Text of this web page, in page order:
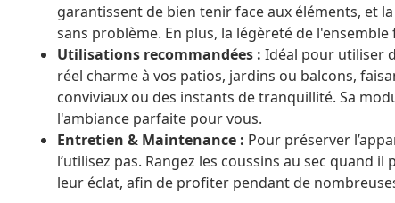
garantissent de bien tenir face aux éléments, et
sans problème. En plus, la légèreté de
Utilisations recommandées : Idéal pour utiliser
réel charme à vos patios, jardins ou balcons,
conviviaux ou des instants de tranquillité. Sa
l'ambiance parfaite pour vous.
Entretien & Maintenance : Pour préserver
l’utilisez pas. Rangez les coussins au sec
leur éclat, afin de profiter pendant de